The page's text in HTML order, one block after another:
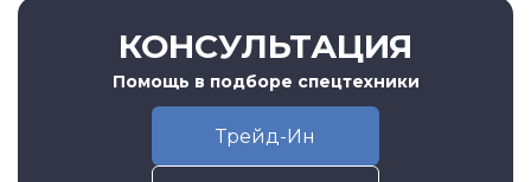
КОНСУЛЬТАЦИЯ
Помощь в подборе спецтехники
Трейд-Ин